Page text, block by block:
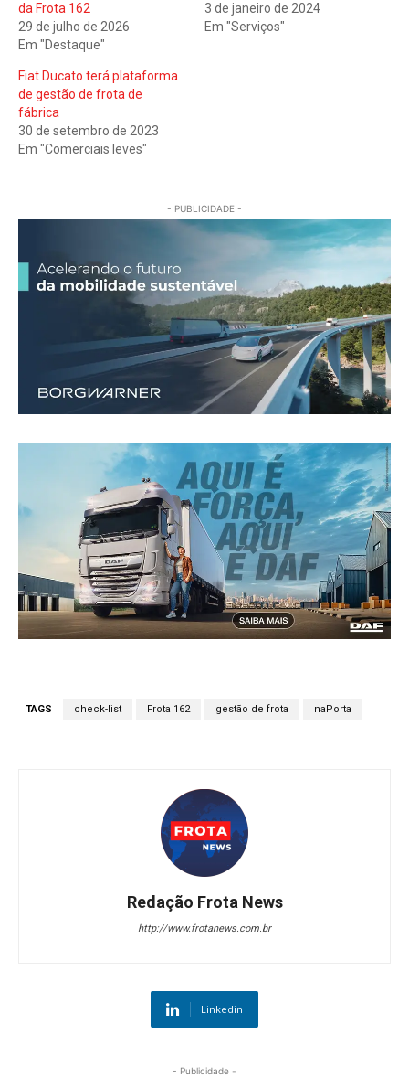
da Frota 162
29 de julho de 2026
Em "Destaque"
3 de janeiro de 2024
Em "Serviços"
Fiat Ducato terá plataforma
de gestão de frota de
fábrica
30 de setembro de 2023
Em "Comerciais leves"
- PUBLICIDADE -
TAGS check-list Frota 162 gestão de frota naPorta
Redação Frota News
http://www.frotanews.com.br
Linkedin
- Publicidade -